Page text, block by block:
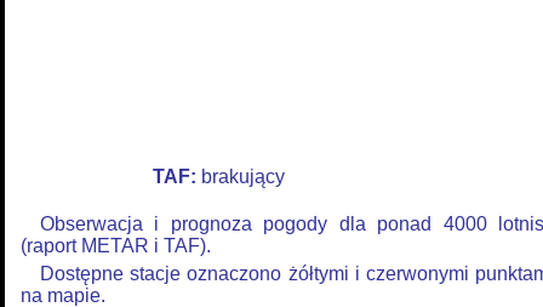
TAF: brakujący
Obserwacja i prognoza pogody dla ponad 4000
(raport METAR i TAF).
Dostępne stacje oznaczono żółtymi i czerwonymi
na mapie.